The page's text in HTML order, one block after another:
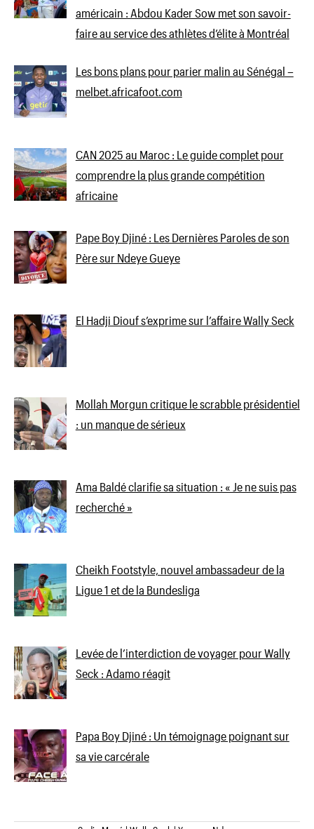
américain : Abdou Kader Sow met son savoir-
faire au service des athlètes d’élite à Montréal
Les bons plans pour parier malin au Sénégal –
melbet.africafoot.com
CAN 2025 au Maroc : Le guide complet pour
comprendre la plus grande compétition
africaine
Pape Boy Djiné : Les Dernières Paroles de son
Père sur Ndeye Gueye
El Hadji Diouf s’exprime sur l’affaire Wally Seck
Mollah Morgun critique le scrabble présidentiel
: un manque de sérieux
Ama Baldé clarifie sa situation : « Je ne suis pas
recherché »
Cheikh Footstyle, nouvel ambassadeur de la
Ligue 1 et de la Bundesliga
Levée de l’interdiction de voyager pour Wally
Seck : Adamo réagit
Papa Boy Djiné : Un témoignage poignant sur
sa vie carcérale